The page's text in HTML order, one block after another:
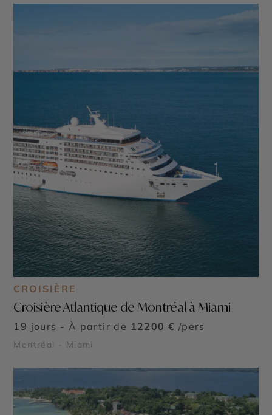
CROISIÈRE
Croisière Atlantique de Montréal à Miami
19 jours - À partir de 12200 € /pers
Montréal - Miami